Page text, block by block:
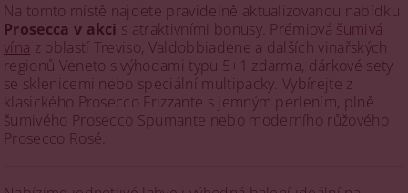
Na tomto místě najdete pravidelně aktualizovanou nabídku
Prosecca v akci s atraktivními bonusy. Prémiová šumivá
vína z oblastí Treviso, Valdobbiadene a dalších vinařských
regionů Veneto s výhodami typu 5+1 zdarma, dárkové sety
se sklenicemi nebo speciální multipacky. Vybírejte z
klasického Prosecco Frizzante s jemným perlením, plně
šumivého Prosecco Spumante nebo moderního růžového
Prosecco Rosé.